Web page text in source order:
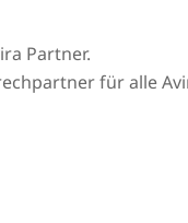
Partner.
für alle